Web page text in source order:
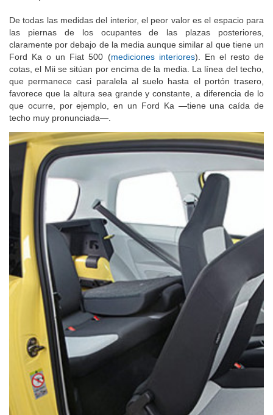
De todas las medidas del interior, el peor valor es el espacio para
las piernas de los ocupantes de las plazas posteriores,
claramente por debajo de la media aunque similar al que tiene un
Ford Ka o un Fiat 500 (mediciones interiores). En el resto de
cotas, el Mii se sitúan por encima de la media. La línea del techo,
que permanece casi paralela al suelo hasta el portón trasero,
favorece que la altura sea grande y constante, a diferencia de lo
que ocurre, por ejemplo, en un Ford Ka —tiene una caída de
techo muy pronunciada—.